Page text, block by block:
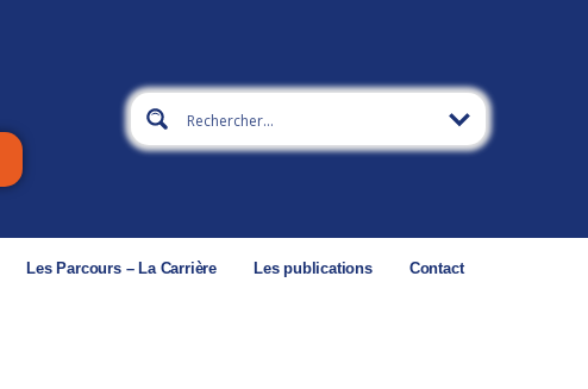
Les Parcours – La Carrière Les publications Contact